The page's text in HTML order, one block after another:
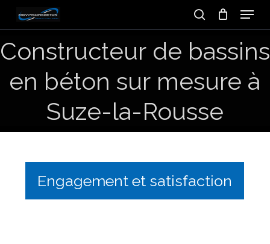
content
search
Menu
Constructeur de bassins
en béton sur mesure à
Suze-la-Rousse
Engagement et satisfaction